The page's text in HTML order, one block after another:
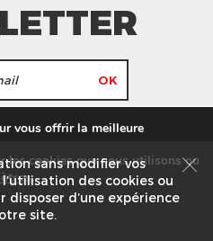
100+
Grandes marques
d'importation
1976
Jusqu'à nos jours
les actualités et les
Tang Frères.
Recrutement
Mentions légales
2026
sans modifier vos
des cookies ou
disposer d’une expérience
site.
vous offrir la meilleure
les cookies que nous utilisons ou
.